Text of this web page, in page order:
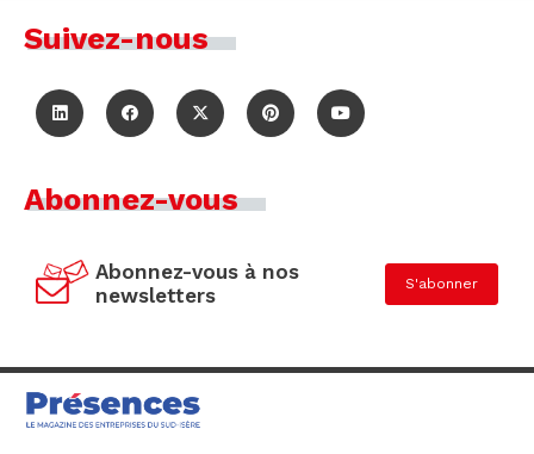
Suivez-nous
Abonnez-vous
Abonnez-vous à nos
newsletters
S'abonner